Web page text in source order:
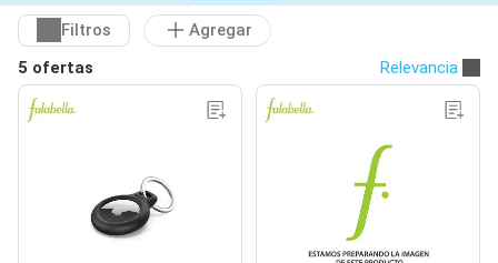
Filtros
Agregar
5 ofertas
Relevancia